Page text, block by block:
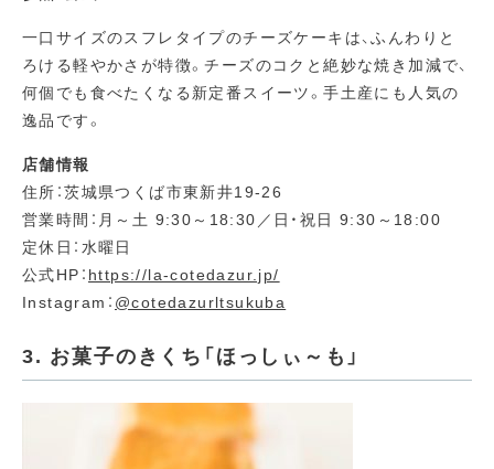
一口サイズのスフレタイプのチーズケーキは、ふんわりと
ろける軽やかさが特徴。チーズのコクと絶妙な焼き加減で、
何個でも食べたくなる新定番スイーツ。手土産にも人気の
逸品です。
店舗情報
住所：茨城県つくば市東新井19-26
営業時間：月～土 9:30～18:30／日・祝日 9:30～18:00
定休日：水曜日
公式HP： https://la-cotedazur.jp/
Instagram： @cotedazurltsukuba
3. お菓子のきくち「ほっしぃ～も」